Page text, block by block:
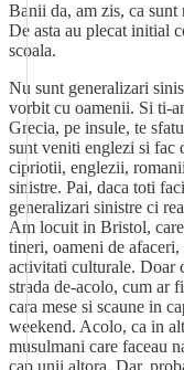
Banii da, am zis, ca sunt
De asta au plecat initial
scoala.
Nu sunt generalizari
vorbit cu oamenii. Si ti-
Grecia, pe insule, te
sunt veniti englezi si fac
cipriotii, englezii,
sinistre. Pai, daca toti
generalizari sinistre ci
Am locuit in Bristol,
tineri, oameni de
activitati culturale. Doar
strada de-acolo, cum ar
cara mese si scaune in
weekend. Acolo, ca in
musulmani care faceau
cap unii altora. Dar,